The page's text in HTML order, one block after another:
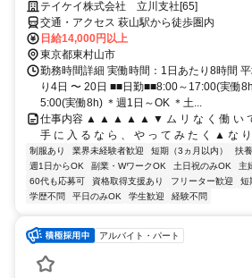
テイケイ株式会社 立川支社[65]
交通・アクセス 萩山駅から徒歩圏内
日給14,000円以上
東京都東村山市
勤務時間詳細 実働時間：1日あたり8時間
り4日 〜 20日 ■■日勤■■8:00～17:00(実働
5:00(実働8h) ＊週1日～OK ＊土...
仕事内容 ▲ ▲ ▲ ▲ ▲ ▼ ム リ な く 働 い
手 に 入 る な ら 、 や っ て み た く ▲ な
制服あり 業界未経験者歓迎 短期（3ヵ月以内） 扶
週1日からOK
副業・WワークOK 土日祝のみOK 主
60代も応募可
資格取得支援あり フリーター歓迎 短
学歴不問
平日のみOK 学生歓迎 経験不問
アルバイト・パート